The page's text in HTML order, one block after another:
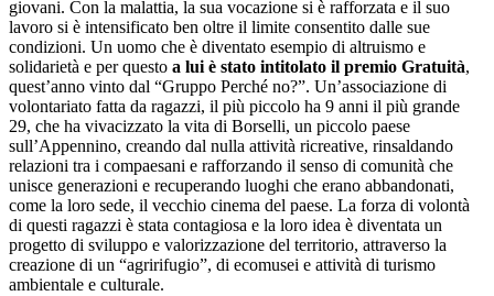
giovani. Con la malattia, la sua vocazione si è rafforzata e il suo
lavoro si è intensificato ben oltre il limite consentito dalle sue
condizioni. Un uomo che è diventato esempio di altruismo e
solidarietà e per questo a lui è stato intitolato il premio Gratuità,
quest’anno vinto dal “Gruppo Perché no?”. Un’associazione di
volontariato fatta da ragazzi, il più piccolo ha 9 anni il più grande
29, che ha vivacizzato la vita di Borselli, un piccolo paese
sull’Appennino, creando dal nulla attività ricreative, rinsaldando
relazioni tra i compaesani e rafforzando il senso di comunità che
unisce generazioni e recuperando luoghi che erano abbandonati,
come la loro sede, il vecchio cinema del paese. La forza di volontà
di questi ragazzi è stata contagiosa e la loro idea è diventata un
progetto di sviluppo e valorizzazione del territorio, attraverso la
creazione di un “agririfugio”, di ecomusei e attività di turismo
ambientale e culturale.